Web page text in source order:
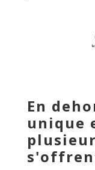
En
unique